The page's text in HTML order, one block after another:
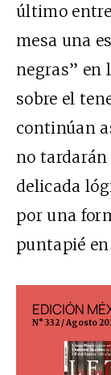
último
mesa una
negras” en
sobre el
continúan
no tardarán
delicada
por una
puntapié en
EDICIÓN
N° 332 / Agosto